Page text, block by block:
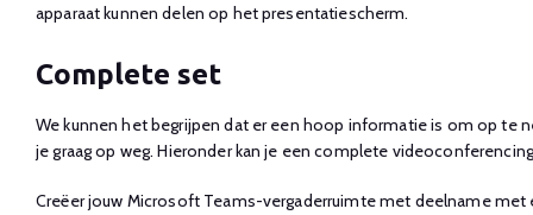
apparaat kunnen delen op het presentatiescherm.
Complete set
We kunnen het begrijpen dat er een hoop informatie is om op te
je graag op weg. Hieronder kan je een complete
Creëer jouw Microsoft Teams-vergaderruimte met deelname